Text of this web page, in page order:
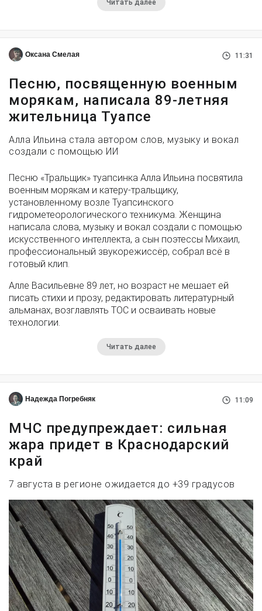
Читать далее
Оксана Смелая 11:31
Песню, посвященную военным
морякам, написала 89-летняя
жительница Туапсе
Алла Ильина стала автором слов, музыку и вокал
создали с помощью ИИ
Песню «Тральщик» туапсинка Алла Ильина посвятила
военным морякам и катеру-тральщику,
установленному возле Туапсинского
гидрометеорологического техникума. Женщина
написала слова, музыку и вокал создали с помощью
искусственного интеллекта, а сын поэтессы Михаил,
профессиональный звукорежиссёр, собрал всё в
готовый клип.
Алле Васильевне 89 лет, но возраст не мешает ей
писать стихи и прозу, редактировать литературный
альманах, возглавлять ТОС и осваивать новые
технологии.
Читать далее
Надежда Погребняк 11:09
МЧС предупреждает: сильная
жара придет в Краснодарский
край
7 августа в регионе ожидается до +39 градусов